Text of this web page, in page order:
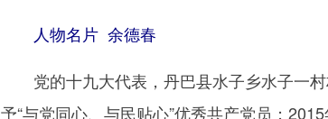
人物名片 余德春
党的十九大代表，丹巴县水子乡水子一村
予“与党同心、与民贴心”优秀共产党员；